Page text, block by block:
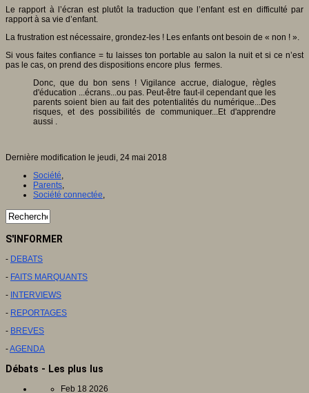
Le rapport à l’écran est plutôt la traduction que l’enfant est en difficulté par
rapport à sa vie d’enfant.
La frustration est nécessaire, grondez-les ! Les enfants ont besoin de « non ! ».
Si vous faites confiance = tu laisses ton portable au salon la nuit et si ce n’est
pas le cas, on prend des dispositions encore plus fermes.
Donc, que du bon sens ! Vigilance accrue, dialogue, règles
d'éducation ...écrans...ou pas. Peut-être faut-il cependant que les
parents soient bien au fait des potentialités du numérique...Des
risques, et des possibilités de communiquer...Et d'apprendre
aussi .
Dernière modification le jeudi, 24 mai 2018
Société,
Parents,
Société connectée,
S'INFORMER
- DEBATS
- FAITS MARQUANTS
- INTERVIEWS
- REPORTAGES
- BREVES
-AGENDA
Débats - Les plus lus
Feb 18 2026